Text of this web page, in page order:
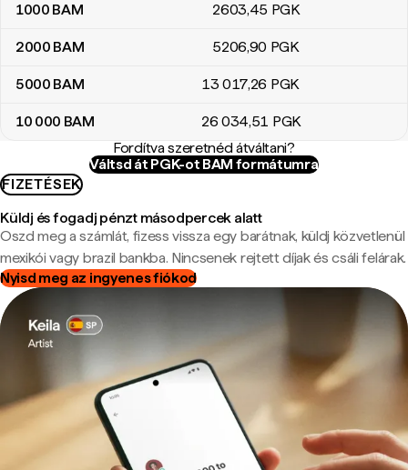
1000 BAM 2603,45 PGK
2000 BAM 5206,90 PGK
5000 BAM 13 017,26 PGK
10 000 BAM 26 034,51 PGK
Fordítva szeretnéd átváltani?
Váltsd át PGK-ot BAM formátumra
FIZETÉSEK
Küldj és fogadj pénzt másodpercek alatt
Oszd meg a számlát, fizess vissza egy barátnak, küldj közvetlenül
mexikói vagy brazil bankba. Nincsenek rejtett díjak és csáli felárak.
Nyisd meg az ingyenes fiókod